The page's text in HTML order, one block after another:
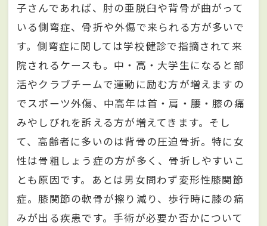
子さんであれば、肘の亜脱臼や背骨が曲がって
いる側弯症、骨折や外傷で来られる方が多いで
す。側弯症に関しては学校健診で指摘されて来
院されるケースも。中・高・大学生になると部
活やクラブチームで運動に励む方が増えますの
でスポーツ外傷、中高年は首・肩・腰・膝の痛
みやしびれを訴える方が増えてきます。そし
て、高齢者に多いのは背骨の圧迫骨折。特に女
性は骨粗しょう症の方が多く、骨折しやすいこ
とも原因です。あとは男女問わず変形性膝関節
症。膝関節の軟骨が擦り減り、歩行時に膝の痛
みが出る疾患です。手術が必要か否かについて